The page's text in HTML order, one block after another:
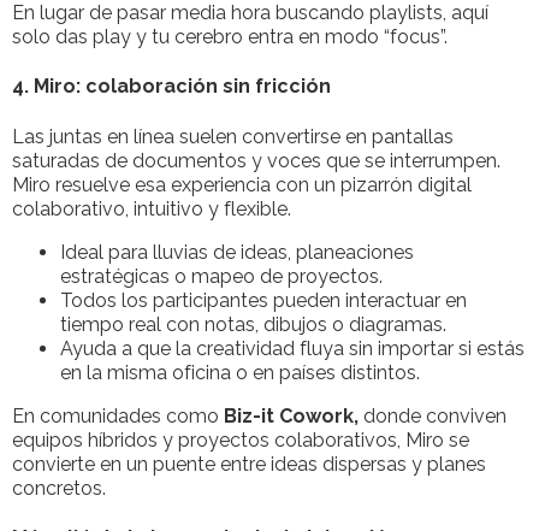
En lugar de pasar media hora buscando playlists, aquí
solo das play y tu cerebro entra en modo “focus”.
4. Miro: colaboración sin fricción
Las juntas en línea suelen convertirse en pantallas
saturadas de documentos y voces que se interrumpen.
Miro resuelve esa experiencia con un pizarrón digital
colaborativo, intuitivo y flexible.
Ideal para lluvias de ideas, planeaciones
estratégicas o mapeo de proyectos.
Todos los participantes pueden interactuar en
tiempo real con notas, dibujos o diagramas.
Ayuda a que la creatividad fluya sin importar si estás
en la misma oficina o en países distintos.
En comunidades como Biz-it Cowork, donde conviven
equipos híbridos y proyectos colaborativos, Miro se
convierte en un puente entre ideas dispersas y planes
concretos.